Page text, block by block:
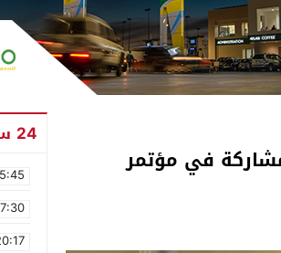
من المشاركة في مؤتمر
24 ساعة